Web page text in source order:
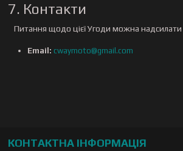
7. Контакти
Питання щодо цієї Угоди можна надсилати
Email: cwaymoto@gmail.com
КОНТАКТНА ІНФОРМАЦІЯ